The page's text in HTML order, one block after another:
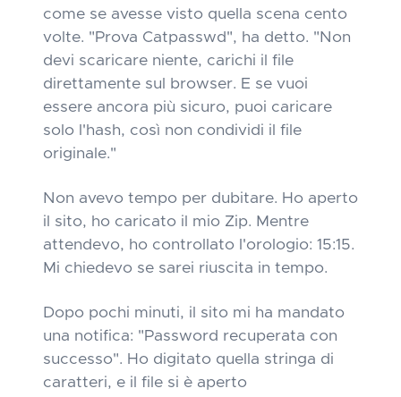
come se avesse visto quella scena cento
volte. "Prova Catpasswd", ha detto. "Non
devi scaricare niente, carichi il file
direttamente sul browser. E se vuoi
essere ancora più sicuro, puoi caricare
solo l'hash, così non condividi il file
originale."
Non avevo tempo per dubitare. Ho aperto
il sito, ho caricato il mio Zip. Mentre
attendevo, ho controllato l'orologio: 15:15.
Mi chiedevo se sarei riuscita in tempo.
Dopo pochi minuti, il sito mi ha mandato
una notifica: "Password recuperata con
successo". Ho digitato quella stringa di
caratteri, e il file si è aperto